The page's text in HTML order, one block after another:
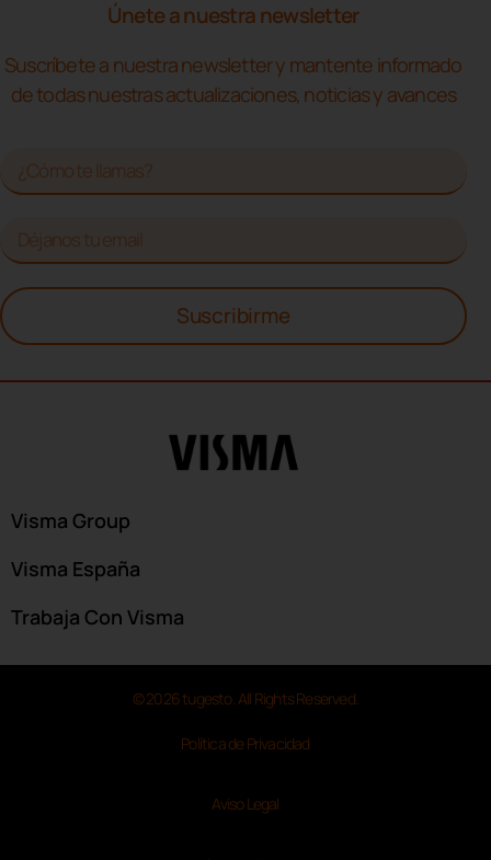
Únete a nuestra newsletter
Suscríbete a nuestra newsletter y mantente informado
de todas nuestras actualizaciones, noticias y avances
Suscribirme
Visma Group
Visma España
Trabaja Con Visma
© 2026 tugesto. All Rights Reserved.
Política de Privacidad
Aviso Legal